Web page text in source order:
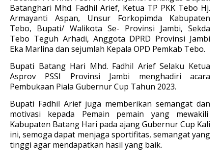
Batanghari Mhd. Fadhil Arief, Ketua TP PKK Tebo Hj.
Armayanti Aspan, Unsur Forkopimda Kabupaten
Tebo, Bupati/ Walikota Se- Provinsi Jambi, Sekda
Tebo Teguh Arhadi, Anggota DPRD Provinsi Jambi
Eka Marlina dan sejumlah Kepala OPD Pemkab Tebo.
Bupati Batang Hari Mhd. Fadhil Arief Selaku Ketua
Asprov PSSI Provinsi Jambi menghadiri acara
Pembukaan Piala Gubernur Cup Tahun 2023.
Bupati Fadhil Arief juga memberikan semangat dan
motivasi kepada Pemain pemain yang mewakili
Kabupaten Batang Hari pada ajang Gubernur Cup Kali
ini, semoga dapat menjaga sportifitas, semangat yang
tinggi agar mendapatkan hasil yang baik.